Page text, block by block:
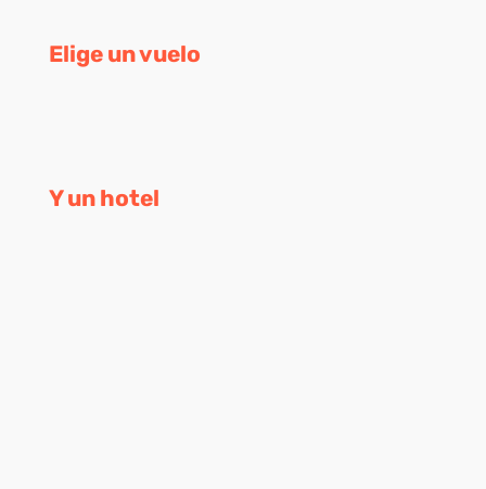
Elige un vuelo
Y un hotel